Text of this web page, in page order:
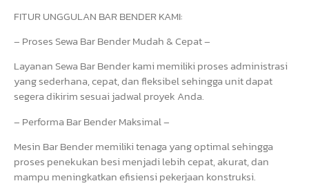
FITUR UNGGULAN BAR BENDER KAMI:
– Proses Sewa Bar Bender Mudah & Cepat –
Layanan Sewa Bar Bender kami memiliki proses administrasi
yang sederhana, cepat, dan fleksibel sehingga unit dapat
segera dikirim sesuai jadwal proyek Anda.
– Performa Bar Bender Maksimal –
Mesin Bar Bender memiliki tenaga yang optimal sehingga
proses penekukan besi menjadi lebih cepat, akurat, dan
mampu meningkatkan efisiensi pekerjaan konstruksi.